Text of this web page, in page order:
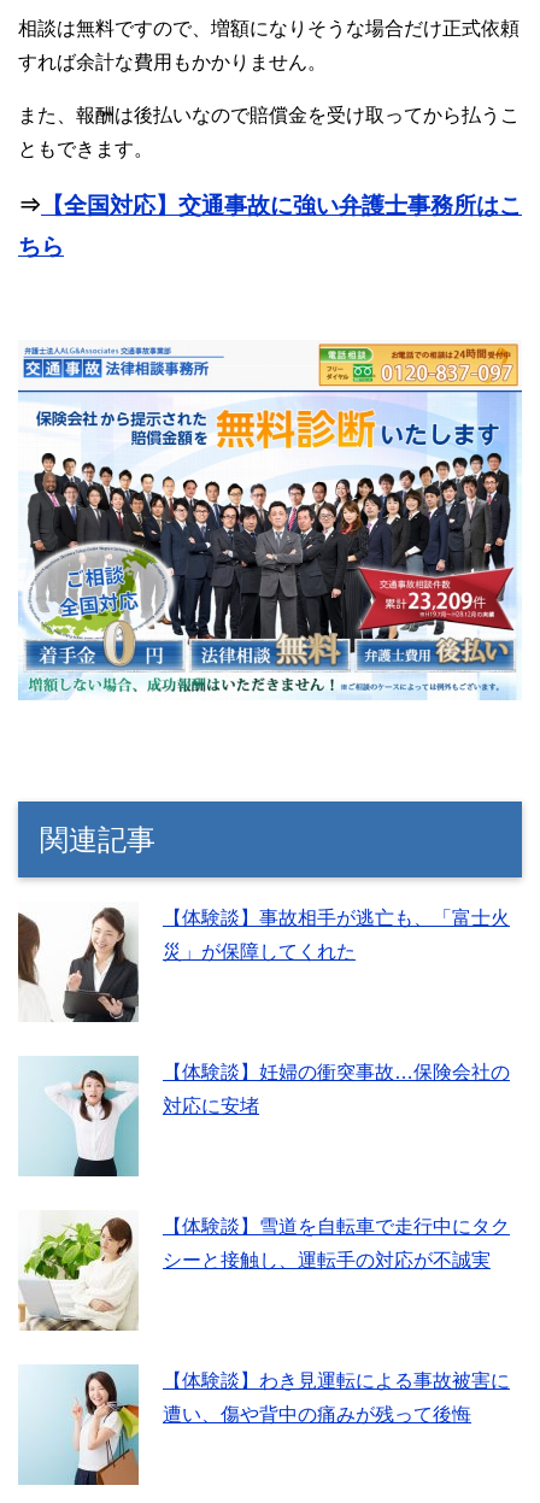
相談は無料ですので、増額になりそうな場合だけ正式依頼
すれば余計な費用もかかりません。
また、報酬は後払いなので賠償金を受け取ってから払うこ
ともできます。
⇒ 【全国対応】交通事故に強い弁護士事務所はこ
ちら
関連記事
【体験談】事故相手が逃亡も、「富士火
災」が保障してくれた
【体験談】妊婦の衝突事故…保険会社の
対応に安堵
【体験談】雪道を自転車で走行中にタク
シーと接触し、運転手の対応が不誠実
【体験談】わき見運転による事故被害に
遭い、傷や背中の痛みが残って後悔